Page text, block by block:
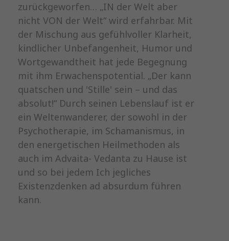
zurückgeworfen… „IN der Welt aber
nicht VON der Welt“ wird erfahrbar. Mit
der Mischung aus gefühlvoller Klarheit,
kindlicher Unbefangenheit, Humor und
Wortgewandtheit hat jede Begegnung
mit ihm Erwachenspotential. „Der kann
quatschen und 'Stille' sein – und das
absolut!“ Durch seinen Lebenslauf ist er
ein Weltenwanderer, der sowohl in der
Psychotherapie, im Schamanismus, in
den energetischen Heilmethoden als
auch im Advaita- Vedanta zu Hause ist
und so bei jedem Ich jegliches
Existenzdenken ad absurdum führen
kann.